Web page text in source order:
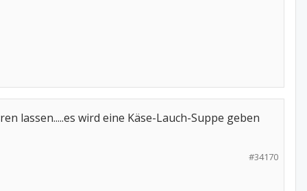
lassen.....es wird eine Käse-Lauch-Suppe geben
#34170